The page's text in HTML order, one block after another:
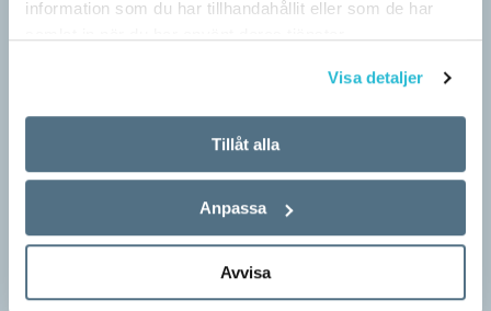
information som du har tillhandahållit eller som de har
Visa detaljer
Tillåt alla
Anpassa
Avvisa
Särskolan byter namn